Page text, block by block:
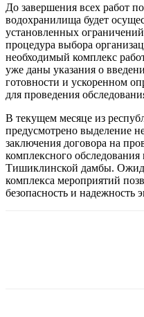
До завершения всех работ
водохранилища будет
установленных
процедура выбора
необходимый комплекс
уже даны указания о
готовности и ускоренном
для проведения
В текущем месяце из
предусмотрено выделение
заключения договора на
комплексного
Тишиклинской дамбы.
комплекса мероприятий
безопасность и надежность